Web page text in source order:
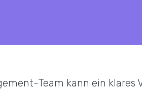
Team kann ein klares